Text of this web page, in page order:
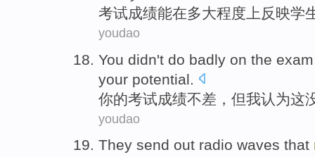
考试成绩能在多大程度上 反映学
youdao
You didn't do badly on the exam
your potential
你的考试成绩不差 ， 但我认为这
youdao
They send out radio waves that